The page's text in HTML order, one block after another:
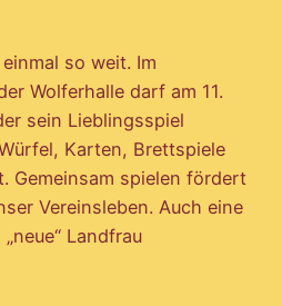
so weit. Im
Wolferhalle darf am 11.
sein Lieblingsspiel
Karten, Brettspiele
Gemeinsam spielen fördert
Vereinsleben. Auch eine
Landfrau